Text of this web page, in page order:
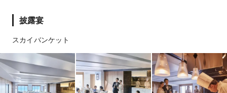
披露宴
スカイバンケット